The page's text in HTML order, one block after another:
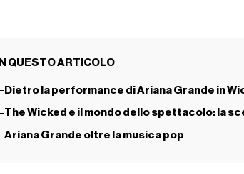
IN QUESTO ARTICOLO
Dietro la performance di Ariana Grande in
The Wicked e il mondo dello spettacolo: la
Ariana Grande oltre la musica pop